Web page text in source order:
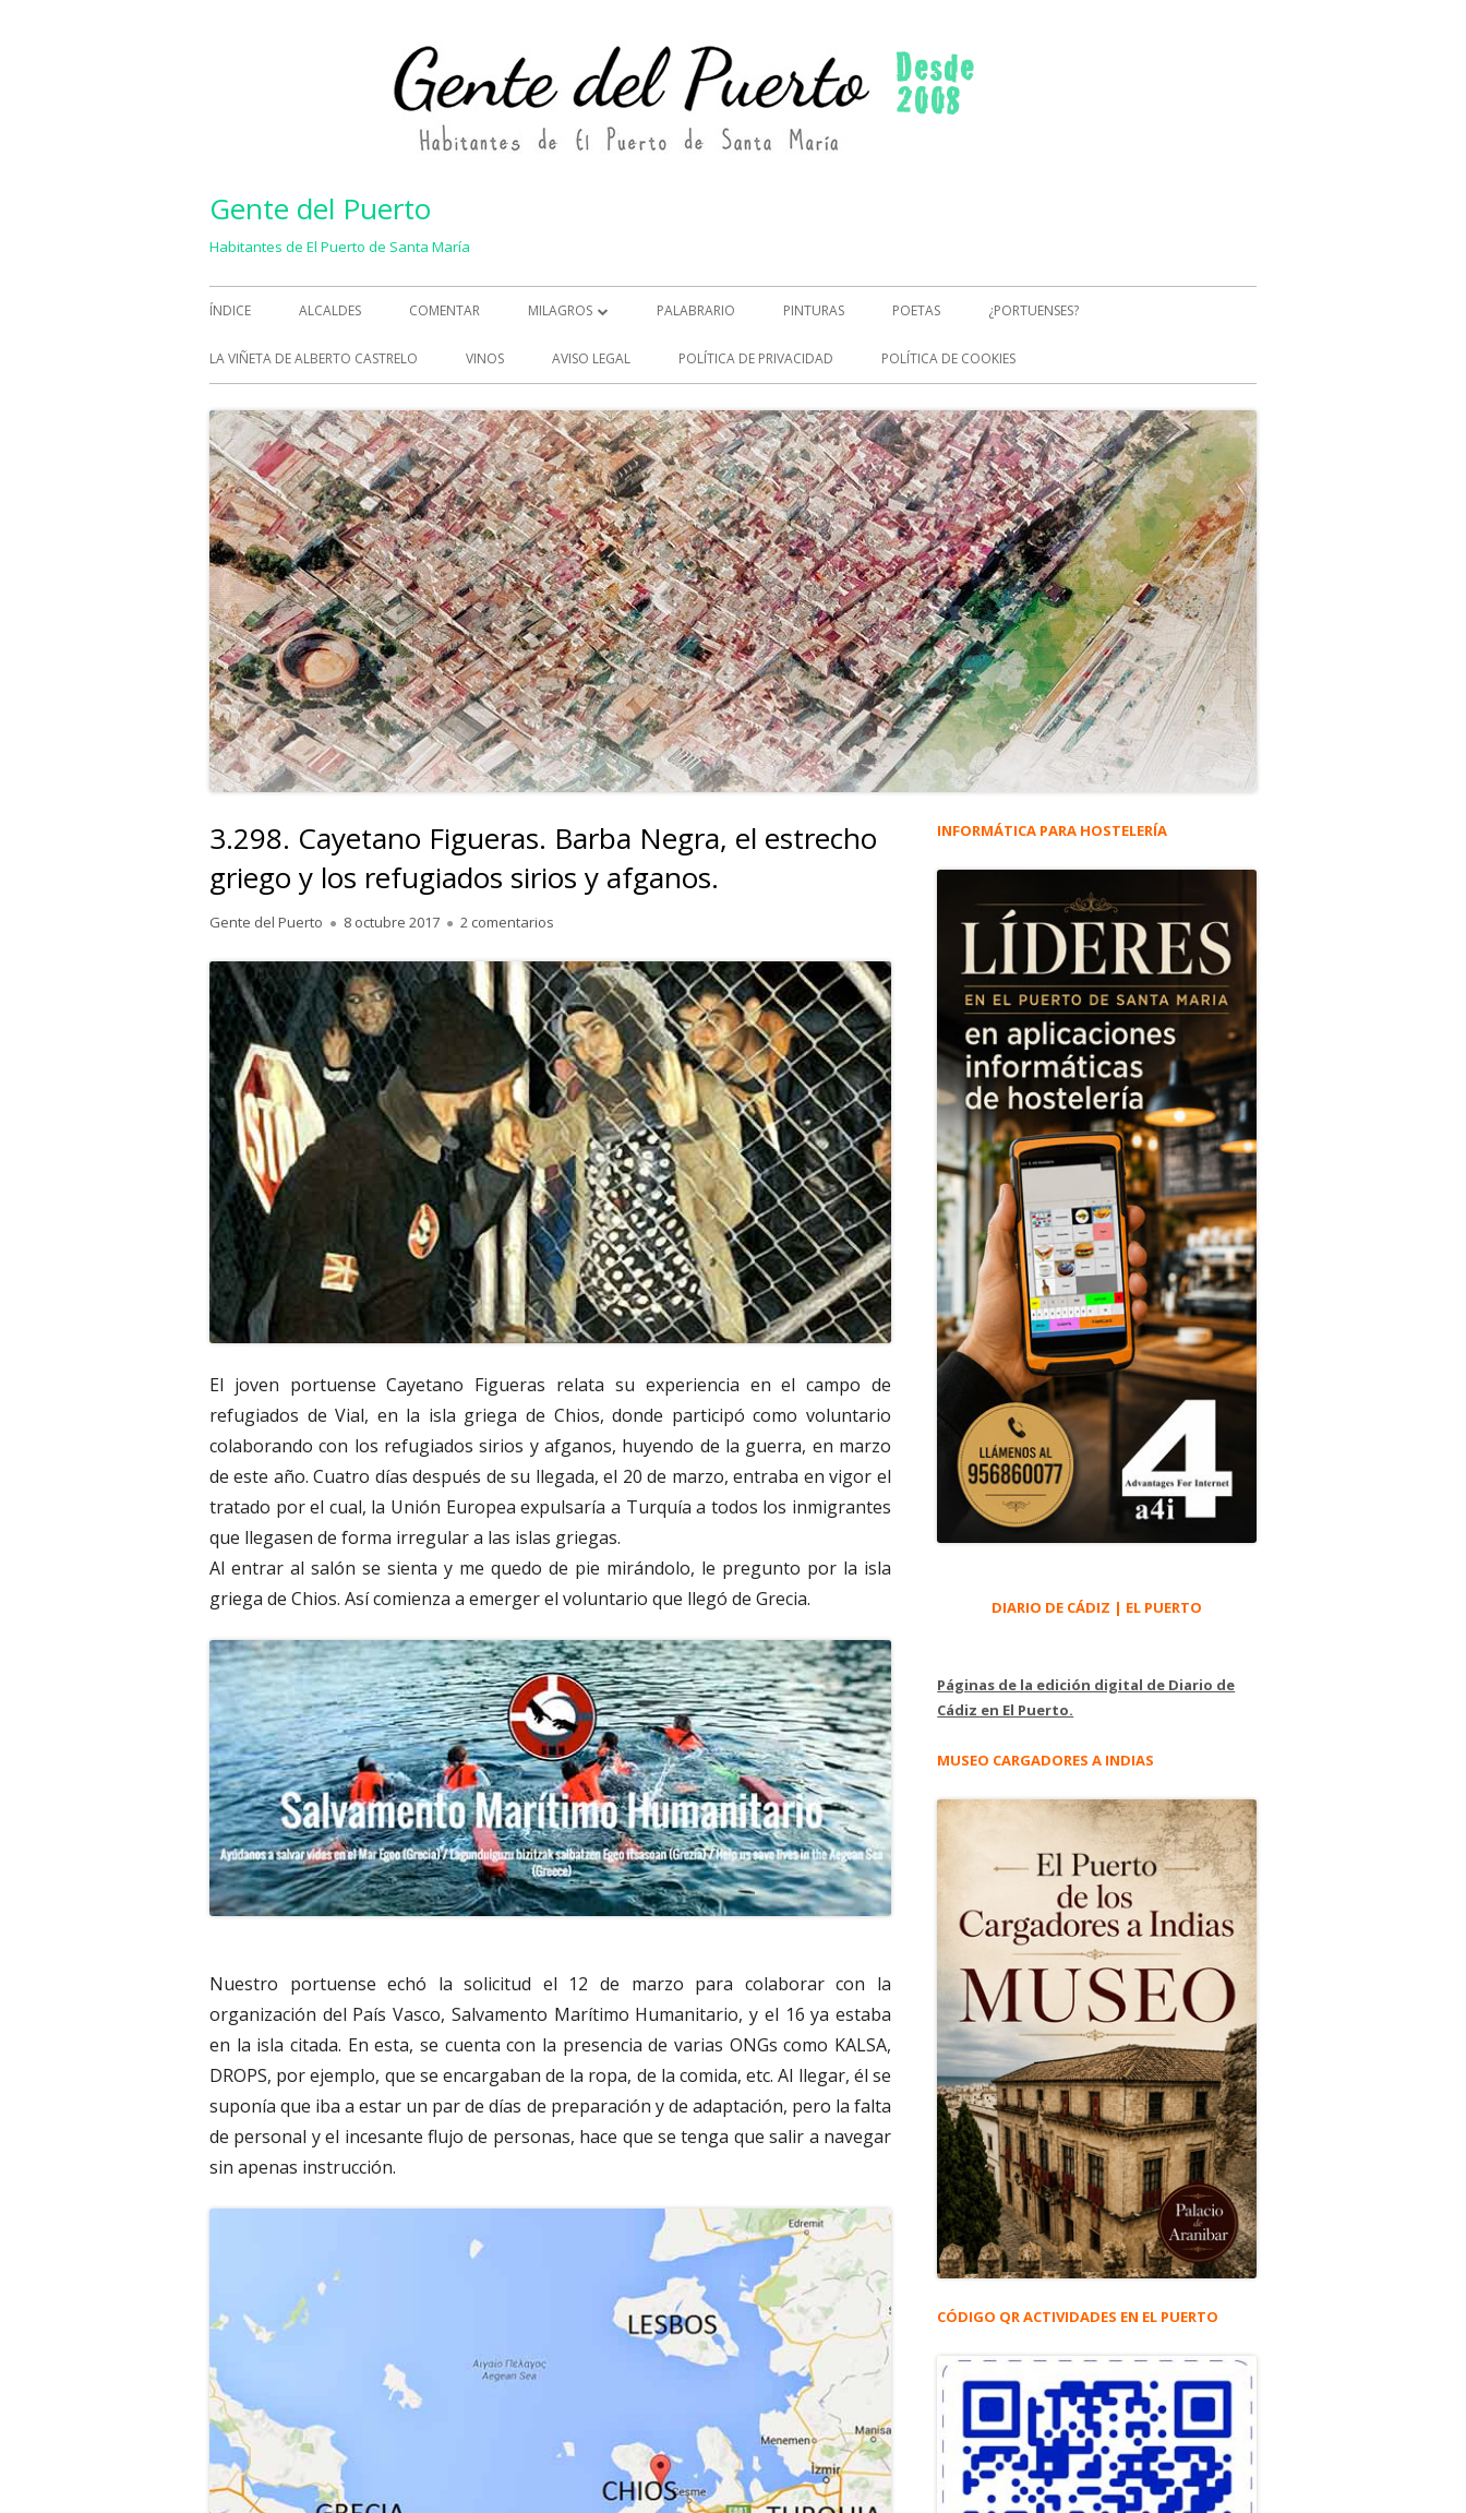
Gente del Puerto
Habitantes de El Puerto de Santa María
Menú
principal
ÍNDICE ALCALDES COMENTAR MILAGROS
MILAGROS (2)
PALABRARIO PINTURAS POETAS ¿PORTUENSES?
LA VIÑETA DE ALBERTO CASTRELO VINOS AVISO LEGAL POLÍTICA DE PRIVACIDAD POLÍTICA DE COOKIES
3.298. Cayetano Figueras. Barba Negra, el estrecho
griego y los refugiados sirios y afganos.
Autor
Gente del Puerto
Publicado
8 octubre 2017 2 comentarios en 3.298. Cayetano Figueras. Barba Negra, el estrecho griego y los refugiados sirios y afganos.
El joven portuense Cayetano Figueras relata su experiencia en el campo de
refugiados de Vial, en la isla griega de Chios, donde participó como voluntario
colaborando con los refugiados sirios y afganos, huyendo de la guerra, en marzo
de este año. Cuatro días después de su llegada, el 20 de marzo, entraba en vigor el
tratado por el cual, la Unión Europea expulsaría a Turquía a todos los inmigrantes
que llegasen de forma irregular a las islas griegas.
Al entrar al salón se sienta y me quedo de pie mirándolo, le pregunto por la isla
griega de Chios. Así comienza a emerger el voluntario que llegó de Grecia.
Nuestro portuense echó la solicitud el 12 de marzo para colaborar con la
organización del País Vasco, Salvamento Marítimo Humanitario, y el 16 ya estaba
en la isla citada. En esta, se cuenta con la presencia de varias ONGs como KALSA,
DROPS, por ejemplo, que se encargaban de la ropa, de la comida, etc. Al llegar, él se
suponía que iba a estar un par de días de preparación y de adaptación, pero la falta
de personal y el incesante flujo de personas, hace que se tenga que salir a navegar
sin apenas instrucción.
Barra
principal
INFORMÁTICA PARA HOSTELERÍA
DIARIO DE CÁDIZ | EL PUERTO
Páginas de la edición digital de Diario de
Cádiz en El Puerto.
MUSEO CARGADORES A INDIAS
CÓDIGO QR ACTIVIDADES EN EL PUERTO